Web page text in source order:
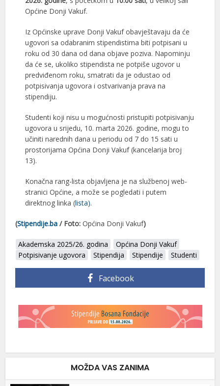
Općine Donji Vakuf.
Iz Općinske uprave Donji Vakuf obavještavaju da će
ugovori sa odabranim stipendistima biti potpisani u
roku od 30 dana od dana objave poziva. Napominju
da će se, ukoliko stipendista ne potpiše ugovor u
predviđenom roku, smatrati da je odustao od
potpisivanja ugovora i ostvarivanja prava na
stipendiju.
Studenti koji nisu u mogućnosti pristupiti potpisivanju
ugovora u srijedu, 10. marta 2026. godine, mogu to
učiniti narednih dana u periodu od 7 do 15 sati u
prostorijamaOpćina Donji Vakuf(kancelarija broj
13).
Konačna rang-lista objavljena je na službenoj web-
stranici Općine, a može se pogledati i putem
direktnog linka (lista).
(Stipendije.ba / Foto:Općina Donji Vakuf)
Akademska 2025/26. godina
Općina Donji Vakuf
Potpisivanje ugovora
Stipendija Stipendije Studenti
Facebook
MOŽDA VAS ZANIMA